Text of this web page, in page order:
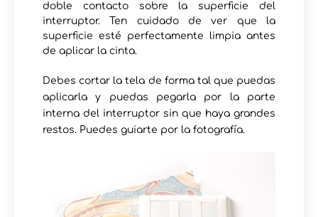
doble contacto sobre la superficie del
interruptor. Ten cuidado de ver que la
superficie esté perfectamente limpia antes
de aplicar la cinta.
Debes cortar la tela de forma tal que puedas
aplicarla y puedas pegarla por la parte
interna del interruptor sin que haya grandes
restos. Puedes guiarte por la fotografía.